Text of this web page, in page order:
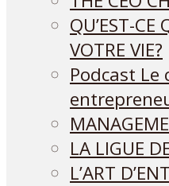
QU’EST-CE
VOTRE VIE?
Podcast Le
LA LIGUE
L’ART